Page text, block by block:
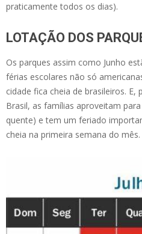
praticamente todos os dias).
LOTAÇÃO DOS
Os parques assim como Junho
férias escolares não só
cidade fica cheia de brasileiros. E,
Brasil, as famílias aproveitam
quente) e tem um feriado
cheia na primeira semana do mês.